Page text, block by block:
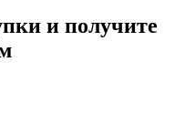
и получите